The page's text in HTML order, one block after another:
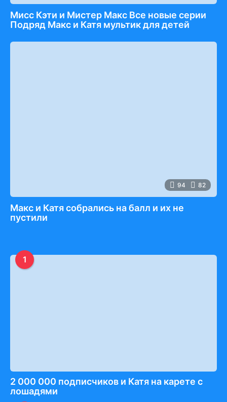
Мисс Кэти и Мистер Макс Все новые серии
Подряд Макс и Катя мультик для детей
94 82
Макс и Катя собрались на балл и их не
пустили
1
2 000 000 подписчиков и Катя на карете с
лошадями